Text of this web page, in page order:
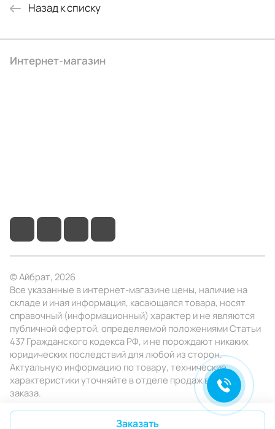
Заказать
Назад к списку
Интернет-магазин
© Айбрат, 2026
Все указанные в интернет-магазине цены, наличие на
складе и иная информация, касающаяся товара, носят
справочный (информационный) характер и не являются
публичной офертой, определяемой положениями Статьи
437 Гражданского кодекса РФ, и не порождают никаких
юридических последствий для любой из сторон.
Актуальную информацию по товару, технические
характеристики уточняйте в отделе продаж в день
заказа.
Конфиденциальность